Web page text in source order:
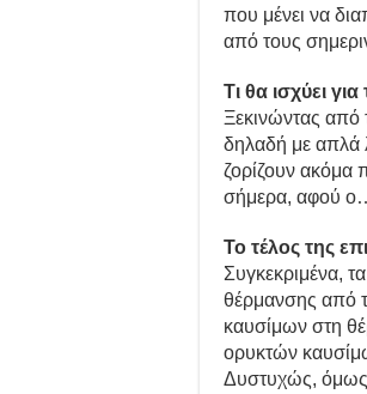
που μένει να
από τους
Τι θα ισχύει
Ξεκινώντας από
δηλαδή με απλά
ζορίζουν ακόμα
σήμερα, αφού ο…
Το τέλος της
Συγκεκριμένα,
θέρμανσης από
καυσίμων στη
ορυκτών
Δυστυχώς, όμως,